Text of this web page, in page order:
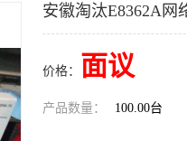
安徽淘汰E8362A网
价格： 面议
产品数量： 100.00台